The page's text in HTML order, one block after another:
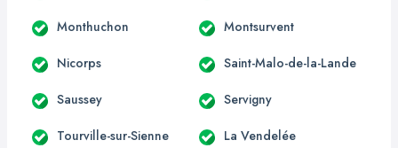
Monthuchon Montsurvent
Nicorps Saint-Malo-de-la-Lande
Saussey Servigny
Tourville-sur-Sienne La Vendelée